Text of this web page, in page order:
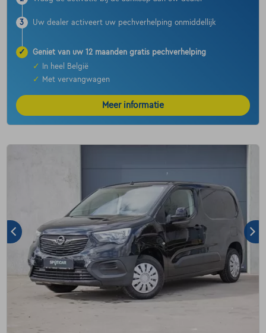
3 Uw dealer activeert uw pechverhelping onmiddellijk
✓
Geniet van uw 12 maanden gratis pechverhelping
✓
In heel België
✓
Met vervangwagen
Meer informatie